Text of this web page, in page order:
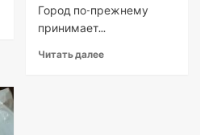
Город по-прежнему
принимает...
Читать далее